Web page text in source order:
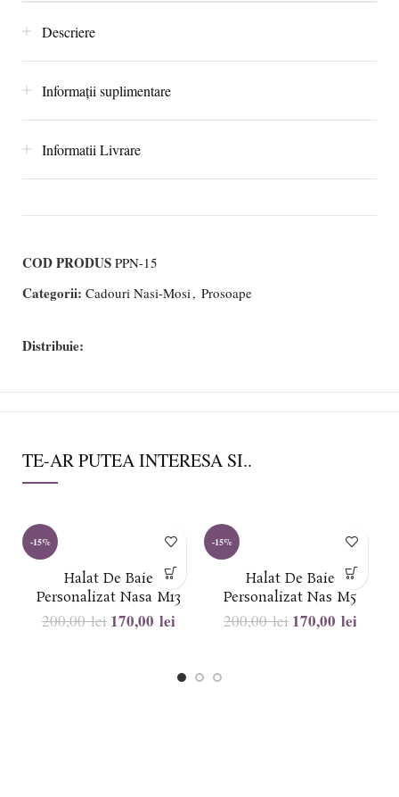
Descriere
Informații suplimentare
Informatii Livrare
COD PRODUS PPN-15
Categorii: Cadouri Nasi-Mosi , Prosoape
Distribuie:
TE-AR PUTEA INTERESA SI..
-15%
Halat De Baie
Personalizat Nasa M13
200,00lei 170,00 lei
-15%
Halat De Baie
Personalizat Nas M5
200,00lei 170,00 lei